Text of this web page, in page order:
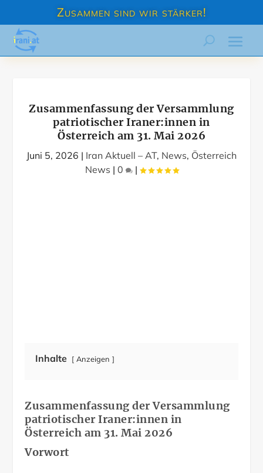
Zusammen sind wir stärker!
Zusammenfassung der Versammlung
patriotischer Iraner:innen in
Österreich am 31. Mai 2026
Juni 5, 2026 | Iran Aktuell – AT , News, Österreich
News | 0 |
Inhalte Anzeigen
Zusammenfassung der Versammlung
patriotischer Iraner:innen in
Österreich am 31. Mai 2026
Vorwort